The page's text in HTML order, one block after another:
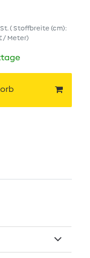
( Stoffbreite (cm):
/ Meter)